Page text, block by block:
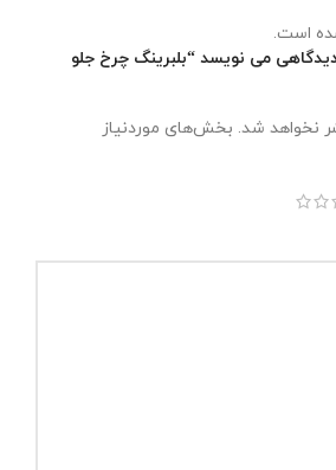
است.
می نویسد “بلبرینگ چرخ جلو
نخواهد شد. بخش‌های موردنیاز